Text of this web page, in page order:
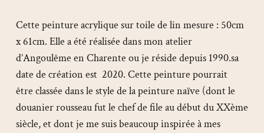
Cette peinture acrylique sur toile de lin mesure : 50cm
x 61cm. Elle a été réalisée dans mon atelier
d’Angoulême en Charente ou je réside depuis 1990.sa
date de création est 2020. Cette peinture pourrait
être classée dans le style de la peinture naïve (dont le
douanier rousseau fut le chef de file au début du XXème
siècle, et dont je me suis beaucoup inspirée à mes